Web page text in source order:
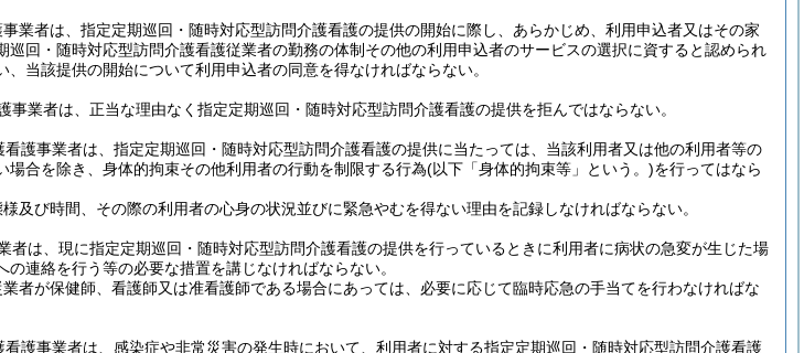
業者は、指定定期巡回・随時対応型訪問介護看護の提供の開始に際し、あらかじめ、利用申込者又はその家
回・随時対応型訪問介護看護従業者の勤務の体制その他の利用申込者のサービスの選択に資すると認められ
当該提供の開始について利用申込者の同意を得なければならない。
事業者は、正当な理由なく指定定期巡回・随時対応型訪問介護看護の提供を拒んではならない。
護事業者は、指定定期巡回・随時対応型訪問介護看護の提供に当たっては、当該利用者又は他の利用者等の
合を除き、身体的拘束その他利用者の行動を制限する行為(以下「身体的拘束等」という。)を行ってはなら
及び時間、その際の利用者の心身の状況並びに緊急やむを得ない理由を記録しなければならない。
者は、現に指定定期巡回・随時対応型訪問介護看護の提供を行っているときに利用者に病状の急変が生じた場
連絡を行う等の必要な措置を講じなければならない。
者が保健師、看護師又は准看護師である場合にあっては、必要に応じて臨時応急の手当てを行わなければな
護事業者は、感染症や非常災害の発生時において、利用者に対する指定定期巡回・随時対応型訪問介護看護